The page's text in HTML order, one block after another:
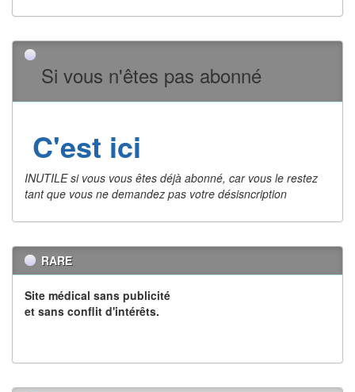
Si vous n'êtes pas abonné
C'est ici
INUTILE si vous vous êtes déjà abonné, car vous le restez
tant que vous ne demandez pas votre désisncription
RARE
Site médical sans publicité
et sans conflit d'intérêts.